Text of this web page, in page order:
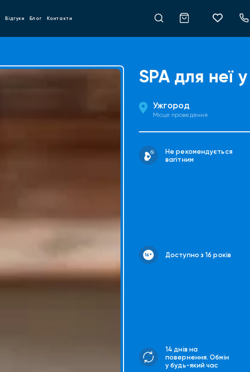
Відгуки Блог Контакти
SPA для неї
Ужгород
Місце проведення
Не рекомендується
вагітним
Доступно з 16 років
14 днів на
повернення. Обмін
у будь-який час